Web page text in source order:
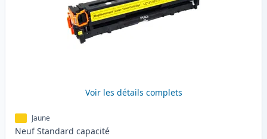
Voir les détails complets
Jaune
Neuf Standard capacité